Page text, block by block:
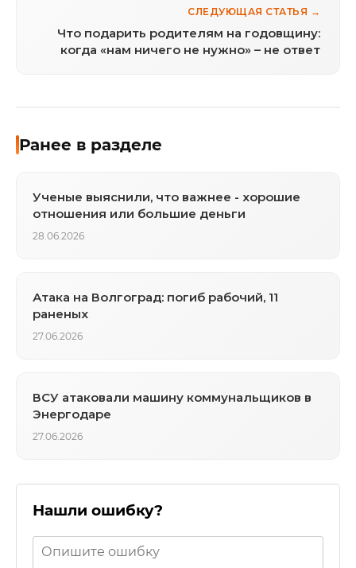
СЛЕДУЮЩАЯ СТАТЬЯ →
Что подарить родителям на годовщину:
когда «нам ничего не нужно» – не ответ
Ранее в разделе
Ученые выяснили, что важнее - хорошие
отношения или большие деньги
28.06.2026
Атака на Волгоград: погиб рабочий, 11
раненых
27.06.2026
ВСУ атаковали машину коммунальщиков в
Энергодаре
27.06.2026
Нашли ошибку?